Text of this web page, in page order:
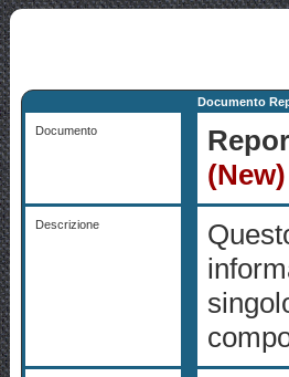
Documento
Documento
(New)
Descrizione